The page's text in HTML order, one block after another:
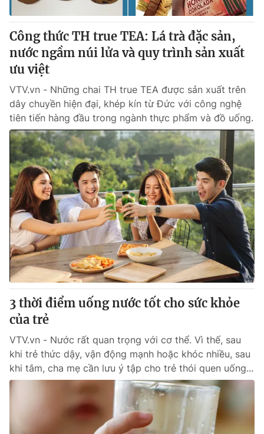
Tổng Biên tập:
Vũ Thanh Thủy
Phó Tổng Biên tập:Nguyễn Thị Mỹ Hạnh, Phạm Quốc Thắng,
Nguyễn Trọng Ninh
Tổng đài VTV:024.38 355 931 - 024.38 355 932
Ðiện thoại Thời báo VTV:
Liên hệ quảng cáo: 024-7300.7108
® Cấm sao chép dưới mọi hình thức nếu không có sự chấp
thuận bằng văn bản. Ghi rõ nguồn VTV.vn khi phát hành lại
thông tin từ website này.
Công thức TH true TEA: Lá trà đặc sản,
nước ngầm núi lửa và quy trình sản xuất
ưu việt
VTV.vn - Những chai TH true TEA được sản xuất trên
dây chuyền hiện đại, khép kín từ Đức với công nghệ
tiên tiến hàng đầu trong ngành thực phẩm và đồ uống.
3 thời điểm uống nước tốt cho sức khỏe
của trẻ
VTV.vn - Nước rất quan trọng với cơ thể. Vì thế, sau
khi trẻ thức dậy, vận động mạnh hoặc khóc nhiều, sau
khi tắm, cha mẹ cần lưu ý tập cho trẻ thói quen uống...